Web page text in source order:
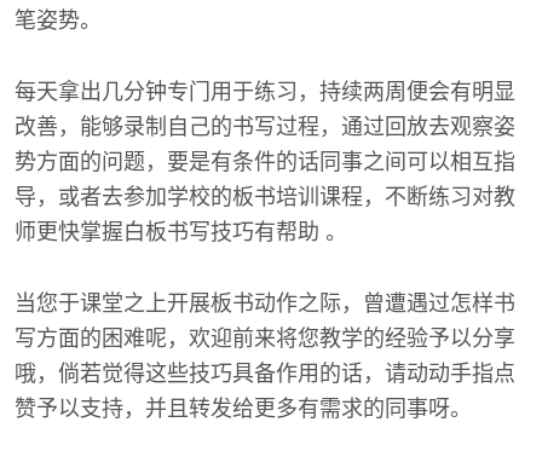
笔姿势。
每天拿出几分钟专门用于练习，持续两周便会有明显
改善，能够录制自己的书写过程，通过回放去观察姿
势方面的问题，要是有条件的话同事之间可以相互指
导，或者去参加学校的板书培训课程，不断练习对教
师更快掌握白板书写技巧有帮助 。
当您于课堂之上开展板书动作之际，曾遭遇过怎样书
写方面的困难呢，欢迎前来将您教学的经验予以分享
哦，倘若觉得这些技巧具备作用的话，请动动手指点
赞予以支持，并且转发给更多有需求的同事呀。